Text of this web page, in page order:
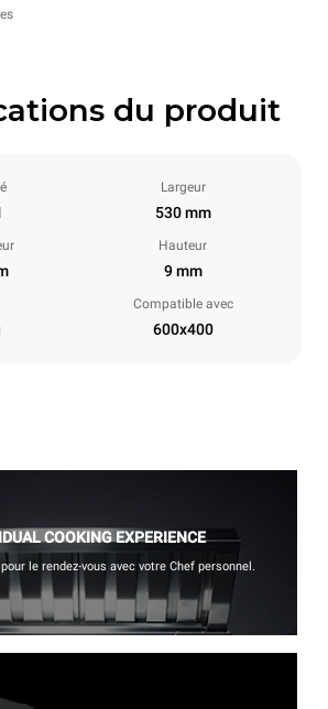
du produit
Largeur
530 mm
Hauteur
9 mm
Compatible avec
600x400
COOKING EXPERIENCE
le rendez-vous avec votre Chef personnel.